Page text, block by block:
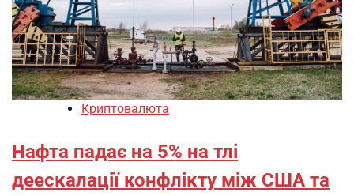
Криптовалюта
Нафта падає на 5% на тлі
деескалації конфлікту між США та